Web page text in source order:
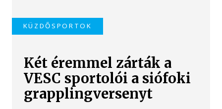
KÜZDŐSPORTOK
Két éremmel zárták a
VESC sportolói a siófoki
grapplingversenyt